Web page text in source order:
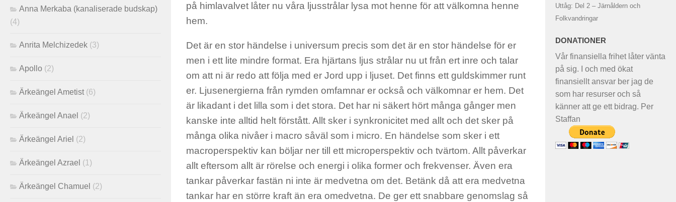
på himlavalvet låter nu våra ljusstrålar lysa mot henne för att välkomna henne
hem.
Det är en stor händelse i universum precis som det är en stor händelse för er
men i ett lite mindre format. Era hjärtans ljus strålar nu ut från ert inre och talar
om att ni är redo att följa med er Jord upp i ljuset. Det finns ett guldskimmer runt
er. Ljusenergierna från rymden omfamnar er också och välkomnar er hem. Det
är likadant i det lilla som i det stora. Det har ni säkert hört många gånger men
kanske inte alltid helt förstått. Allt sker i synkronicitet med allt och det sker på
många olika nivåer i macro såväl som i micro. En händelse som sker i ett
macroperspektiv kan böljar ner till ett microperspektiv och tvärtom. Allt påverkar
allt eftersom allt är rörelse och energi i olika former och frekvenser. Även era
tankar påverkar fastän ni inte är medvetna om det. Betänk då att era medvetna
tankar har en större kraft än era omedvetna. De ger ett snabbare genomslag så
Anna Merkaba (kanaliserade budskap)
(4)
Anrita Melchizedek (3)
Apollo (2)
Ärkeängel Ametist (6)
Ärkeängel Anael (2)
Ärkeängel Ariel (2)
Ärkeängel Azrael (1)
Ärkeängel Chamuel (2)
Uttåg: Del 2 – Järnåldern och
Folkvandringar
DONATIONER
Vår finansiella frihet låter vänta
på sig. I och med ökat
finansiellt ansvar ber jag de
som har resurser och så
känner att ge ett bidrag. Per
Staffan